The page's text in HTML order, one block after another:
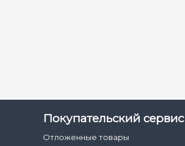
Покупательский сервис
Отложенные товары